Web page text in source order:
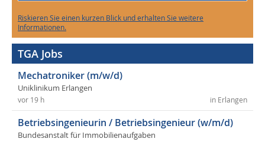
Riskieren Sie einen kurzen Blick und erhalten Sie weitere
Informationen.
TGA Jobs
Mechatroniker (m/w/d)
Uniklinikum Erlangen
in Erlangen
vor 19 h
Betriebsingenieurin / Betriebsingenieur (w/m/d)
Bundesanstalt für Immobilienaufgaben